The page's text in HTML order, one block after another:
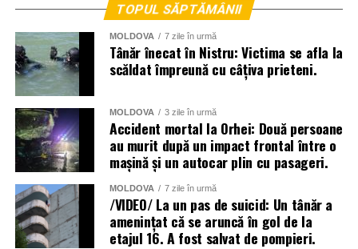
TOPUL SĂPTĂMÂNII
MOLDOVA 7 zile în urmă
Tânăr înecat în Nistru: Victima se afla la
scăldat împreună cu câțiva prieteni.
MOLDOVA 3 zile în urmă
Accident mortal la Orhei: Două persoane
au murit după un impact frontal între o
mașină și un autocar plin cu pasageri.
MOLDOVA 7 zile în urmă
/VIDEO/ La un pas de suicid: Un tânăr a
amenințat că se aruncă în gol de la
etajul 16. A fost salvat de pompieri.